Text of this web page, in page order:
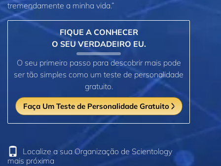
tremendamente a minha vida.”
FIQUE A CONHECER
O SEU VERDADEIRO EU.
O seu primeiro passo para descobrir mais pode
ser tão simples como um teste de personalidade
gratuito.
Faça Um Teste de Personalidade Gratuito
Localize a sua Organização de Scientology
mais próxima